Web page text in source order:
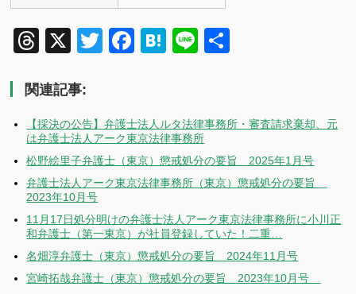
Threads
X TwitterFacebook
Hatena
Line
関連記事:
【採決の公告】弁護士法人ルタ法律事務所・審査請求棄却、元
は弁護士法人アーク東京法律事務所
松野絵里子弁護士（東京）懲戒処分の要旨 2025年1月号
弁護士法人アーク東京法律事務所（東京）懲戒処分の要旨
2023年10月号
11月17日処分明けの弁護士法人アーク東京法律事務所に小川正
和弁護士（第一東京）が社員登録していた！二重…
名畑淳弁護士（東京）懲戒処分の要旨 2024年11月号
宮崎拓哉弁護士（東京）懲戒処分の要旨 2023年10月号